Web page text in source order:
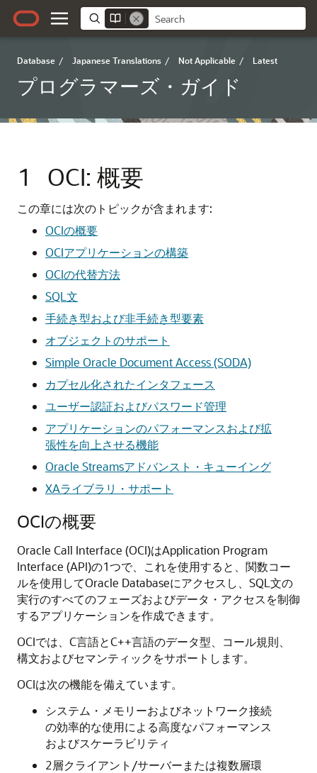
Database / Japanese Translations / Not Applicable / Latest
プログラマーズ・ガイド
1 OCI: 概要
この章には次のトピックが含まれます:
OCIの概要
OCIアプリケーションの構築
OCIの代替方法
SQL文
手続き型および非手続き型要素
オブジェクトのサポート
Simple Oracle Document Access (SODA)
カプセル化されたインタフェース
ユーザー認証およびパスワード管理
アプリケーションのパフォーマンスおよび拡
張性を向上させる機能
Oracle Streamsアドバンスト・キューイング
XAライブラリ・サポート
OCIの概要
Oracle Call Interface (OCI)はApplication Program
Interface (API)の1つで、これを使用すると、関数コー
ルを使用してOracle Databaseにアクセスし、SQL文の
実行のすべてのフェーズおよびデータ・アクセスを制御
するアプリケーションを作成できます。
OCIでは、C言語とC++言語のデータ型、コール規則、
構文およびセマンティックをサポートします。
OCIは次の機能を備えています。
システム・メモリーおよびネットワーク接続
の効率的な使用による高度なパフォーマンス
およびスケーラビリティ
2層クライアント/サーバーまたは複数層環